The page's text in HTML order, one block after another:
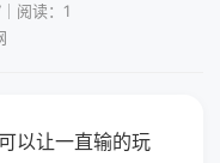
阅读：1
以让一直输的玩